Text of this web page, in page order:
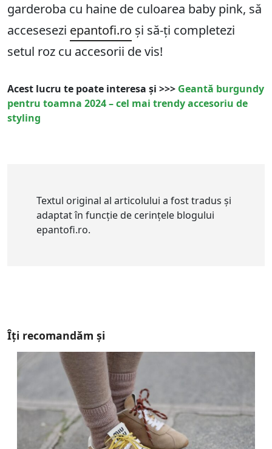
garderoba cu haine de culoarea baby pink, să
accesesezi epantofi.ro și să-ți completezi
setul roz cu accesorii de vis!
Acest lucru te poate interesa și >>> Geantă burgundy
pentru toamna 2024 – cel mai trendy accesoriu de
styling
Textul original al articolului a fost tradus și
adaptat în funcție de cerințele blogului
epantofi.ro.
Îți recomandăm și